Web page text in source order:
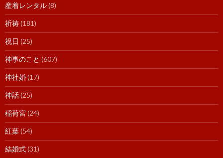
産着レンタル(8)
祈祷(181)
祝日 (25)
神事のこと (607)
神社婚(17)
神話(25)
稲荷宮(24)
紅葉(54)
結婚式(31)